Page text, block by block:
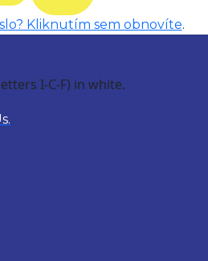
Kliknutím sem obnovíte.